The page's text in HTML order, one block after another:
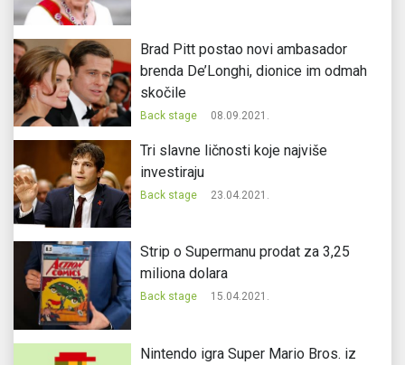
Brad Pitt postao novi ambasador
brenda De’Longhi, dionice im odmah
skočile
Back stage 08.09.2021.
Tri slavne ličnosti koje najviše
investiraju
Back stage 23.04.2021.
Strip o Supermanu prodat za 3,25
miliona dolara
Back stage 15.04.2021.
Nintendo igra Super Mario Bros. iz